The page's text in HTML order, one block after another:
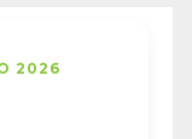
2026